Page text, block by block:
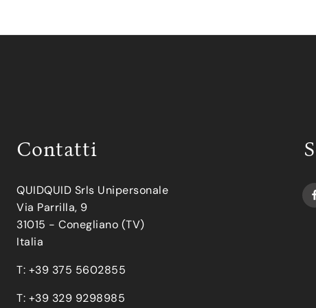
Contatti
QUIDQUID Srls Unipersonale
Via Parrilla, 9
31015 - Conegliano (TV)
Italia
T: +39 375 5602855
T: +39 329 9298985